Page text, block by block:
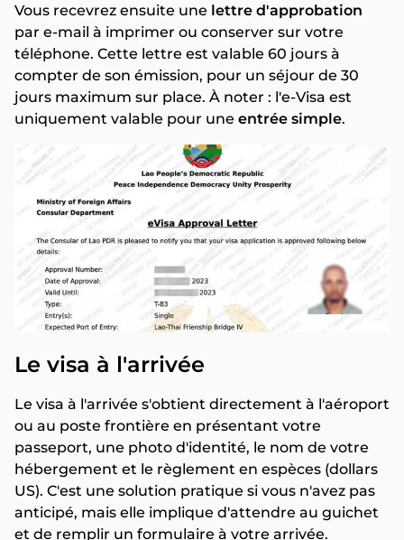
Vous recevrez ensuite une lettre d'approbation
par e-mail à imprimer ou conserver sur votre
téléphone. Cette lettre est valable 60 jours à
compter de son émission, pour un séjour de 30
jours maximum sur place. À noter : l'e-Visa est
uniquement valable pour une entrée simple.
Le visa à l'arrivée
Le visa à l'arrivée s'obtient directement à l'aéroport
ou au poste frontière en présentant votre
passeport, une photo d'identité, le nom de votre
hébergement et le règlement en espèces (dollars
US). C'est une solution pratique si vous n'avez pas
anticipé, mais elle implique d'attendre au guichet
et de remplir un formulaire à votre arrivée.